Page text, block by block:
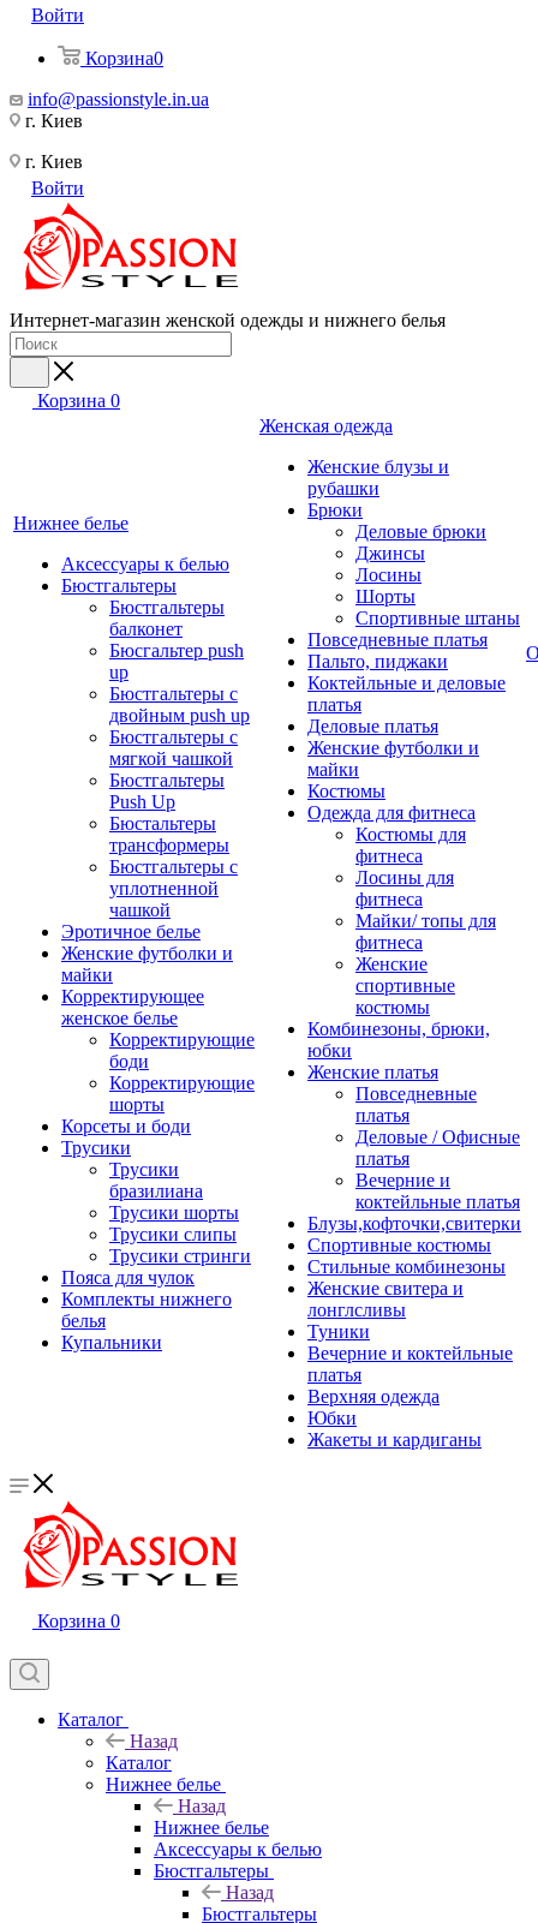
Войти
Корзина0
info@passionstyle.in.ua
г. Киев
г. Киев
Войти
Интернет-магазин женской одежды и нижнего белья
Корзина 0
Нижнее белье
Аксессуары к белью
Бюстгальтеры
Бюстгальтеры
балконет
Бюсгальтер push
up
Бюстгальтеры с
двойным push up
Бюстгальтеры с
мягкой чашкой
Бюстгальтеры
Push Up
Бюстальтеры
трансформеры
Бюстгальтеры с
уплотненной
чашкой
Эротичное белье
Женские футболки и
майки
Корректирующее
женское белье
Корректирующие
боди
Корректирующие
шорты
Корсеты и боди
Трусики
Трусики
бразилиана
Трусики шорты
Трусики слипы
Трусики стринги
Пояса для чулок
Комплекты нижнего
белья
Купальники
Женская одежда
Женские блузы и
рубашки
Брюки
Деловые брюки
Джинсы
Лосины
Шорты
Спортивные штаны
Повседневные платья
Пальто, пиджаки
Коктейльные и деловые
платья
Деловые платья
Женские футболки и
майки
Костюмы
Одежда для фитнеса
Костюмы для
фитнеса
Лосины для
фитнеса
Майки/ топы для
фитнеса
Женские
спортивные
костюмы
Комбинезоны, брюки,
юбки
Женские платья
Повседневные
платья
Деловые / Офисные
платья
Вечерние и
коктейльные платья
Блузы,кофточки,свитерки
Спортивные костюмы
Стильные комбинезоны
Женские свитера и
лонглсливы
Туники
Вечерние и коктейльные
платья
Верхняя одежда
Юбки
Жакеты и кардиганы
Корзина 0
Каталог
Назад
Каталог
Нижнее белье
Назад
Нижнее белье
Аксессуары к белью
Бюстгальтеры
Назад
Бюстгальтеры